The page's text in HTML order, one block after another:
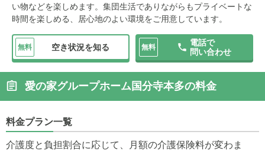
い物などを楽しめます。集団生活でありながらもプライベートな
時間を楽しめる、居心地のよい環境をご用意しています。
無料 空き状況を知る 無料
電話で
問い合わせ
愛の家グループホーム国分寺本多の料金
料金プラン一覧
介護度と負担割合に応じて、月額の介護保険料が変わま